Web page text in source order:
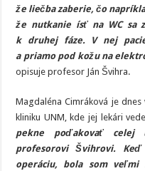
že liečba zaberie, čo
že nutkanie ísť na WC sa
k druhej fáze. V nej
a priamo pod kožu na
opisuje profesor Ján Švihra.
Magdaléna Cimráková je
kliniku UNM, kde jej lekári
pekne poďakovať celej
profesorovi Švihrovi.
operáciu, bola som